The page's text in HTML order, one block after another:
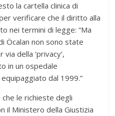
la cartella clinica di
verificare che il diritto alla
nei termini di legge: “Ma
Öcalan non sono state
della ‘privacy’,
in un ospedale
dal 1999.”
le richieste degli
il Ministero della Giustizia